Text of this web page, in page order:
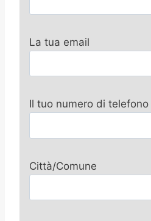
La tua email
Il tuo numero di telefono
Città/Comune